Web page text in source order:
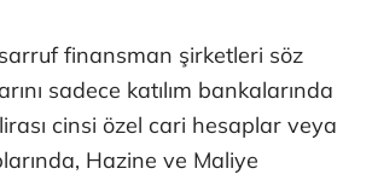
finansman şirketleri söz
sadece katılım bankalarında
cinsi özel cari hesaplar veya
Hazine ve Maliye